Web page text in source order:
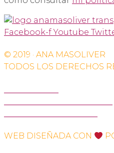
Facebook-f Youtube
© 2019 · ANA MASOLIVER
TODOS LOS DERECHOS
WEB DISEÑADA CON